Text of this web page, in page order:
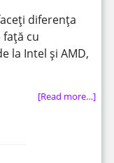
diferența
față cu
la Intel și AMD,
[Read more…]